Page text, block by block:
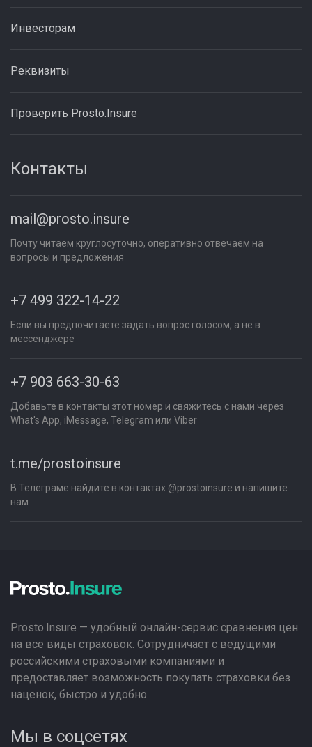
Инвесторам
Реквизиты
Проверить Prosto.Insure
Контакты
mail@prosto.insure
Почту читаем круглосуточно, оперативно отвечаем на
вопросы и предложения
+7 499 322-14-22
Если вы предпочитаете задать вопрос голосом, а не в
мессенджере
+7 903 663-30-63
Добавьте в контакты этот номер и свяжитесь с нами через
What's App, iMessage, Telegram или Viber
t.me/prostoinsure
В Телеграме найдите в контактах @prostoinsure и напишите
нам
Prosto.Insure — удобный онлайн-сервис сравнения цен
на все виды страховок. Сотрудничает с ведущими
российскими страховыми компаниями и
предоставляет возможность покупать страховки без
наценок, быстро и удобно.
Мы в соцсетях